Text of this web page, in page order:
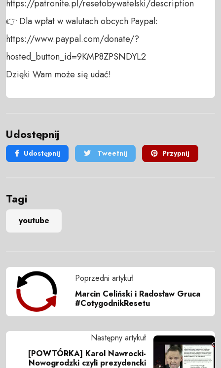
https://patronite.pl/resetobywatelski/description
👉 Dla wpłat w walutach obcych Paypal:
https://www.paypal.com/donate/?
hosted_button_id=9KMP8ZPSNDYL2
Dzięki Wam może się udać!
Udostępnij
Udostępnij Tweetnij Przypnij
Tagi
youtube
Poprzedni artykuł
Marcin Celiński i Radosław Gruca
#CotygodnikResetu
Następny artykuł
[POWTÓRKA] Karol Nawrocki-
Nowogrodzki czyli prezydencki